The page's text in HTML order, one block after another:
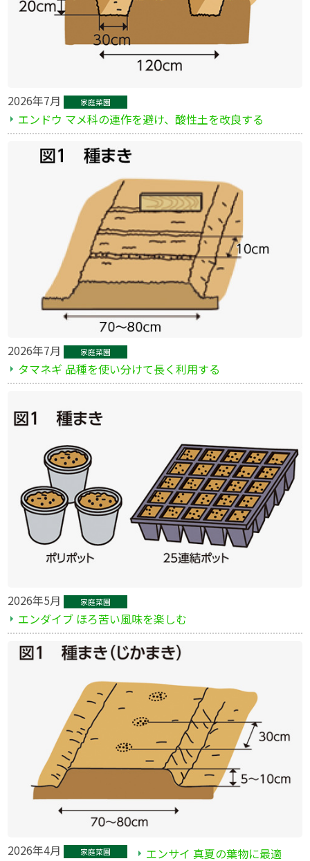
2026年7月 家庭菜園
エンドウ マメ科の連作を避け、酸性土を改良する
2026年7月 家庭菜園
タマネギ 品種を使い分けて長く利用する
2026年5月 家庭菜園
エンダイブ ほろ苦い風味を楽しむ
2026年4月 家庭菜園 エンサイ 真夏の葉物に最適